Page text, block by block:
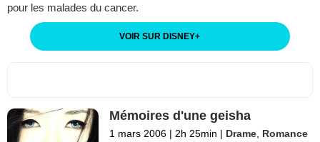
pour les malades du cancer.
VOIR SUR DISNEY+
Mémoires d'une geisha
1 mars 2006 | 2h 25min | Drame, Romance